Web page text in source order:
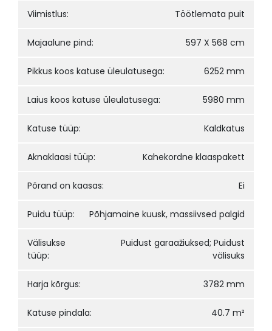
Viimistlus: Töötlemata puit
Majaalune pind: 597 X 568 cm
Pikkus koos katuse üleulatusega: 6252 mm
Laius koos katuse üleulatusega: 5980 mm
Katuse tüüp: Kaldkatus
Aknaklaasi tüüp: Kahekordne klaaspakett
Põrand on kaasas: Ei
Puidu tüüp: Põhjamaine kuusk, massiivsed palgid
Välisukse
tüüp:
Puidust garaažiuksed; Puidust
välisuks
Harja kõrgus: 3782 mm
Katuse pindala: 40.7 m²